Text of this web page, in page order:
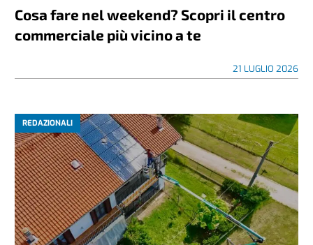
Cosa fare nel weekend? Scopri il centro
commerciale più vicino a te
21 LUGLIO 2026
REDAZIONALI